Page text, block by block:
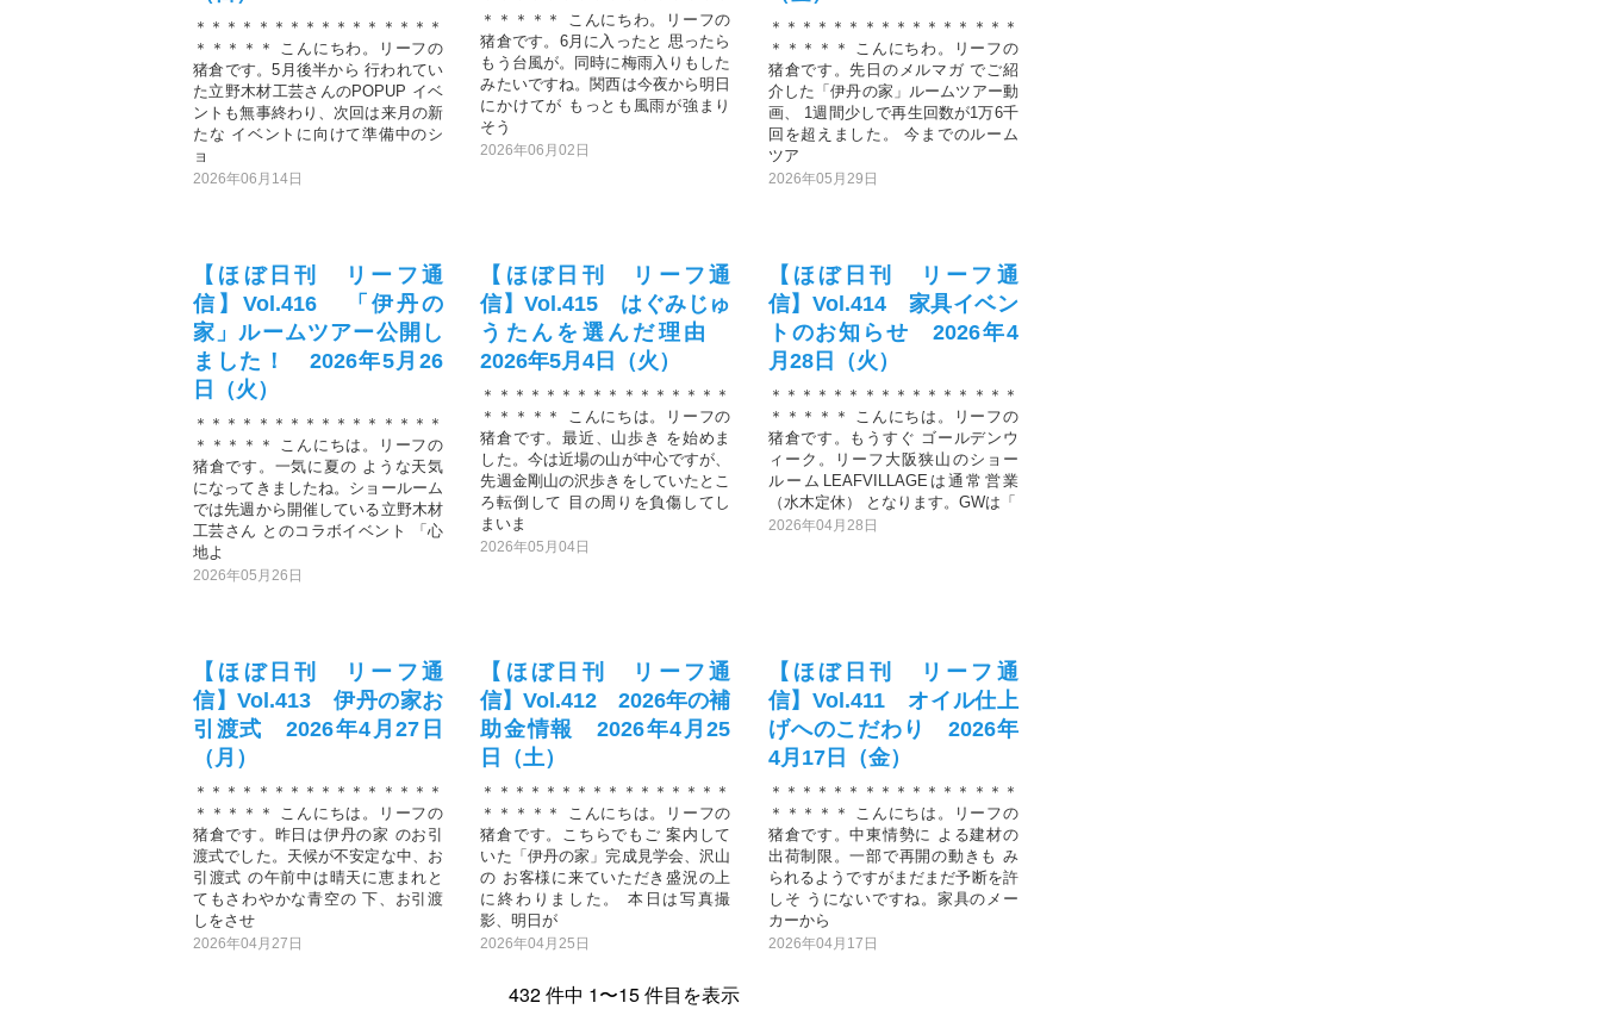
＊＊＊＊＊＊＊＊＊＊＊＊＊＊＊＊
＊＊＊＊＊ こんにちわ。リーフの
猪倉です。5月後半から 行われてい
た立野木材工芸さんのPOPUP イベ
ントも無事終わり、次回は来月の新
たな イベントに向けて準備中のシ
ョ
2026年06月14日
＊＊＊＊＊ こんにちわ。リーフの
猪倉です。6月に入ったと 思ったら
もう台風が。同時に梅雨入りもした
みたいですね。関西は今夜から明日
にかけてが もっとも風雨が強まり
そう
2026年06月02日
＊＊＊＊＊＊＊＊＊＊＊＊＊＊＊＊
＊＊＊＊＊ こんにちわ。リーフの
猪倉です。先日のメルマガ でご紹
介した「伊丹の家」ルームツアー動
画、 1週間少しで再生回数が1万6千
回を超えました。 今までのルーム
ツア
2026年05月29日
【ほぼ日刊 リーフ通
信】Vol.416 「伊丹の
家」ルームツアー公開し
ました！ 2026年5月26
日（火）
＊＊＊＊＊＊＊＊＊＊＊＊＊＊＊＊
＊＊＊＊＊ こんにちは。リーフの
猪倉です。一気に夏の ような天気
になってきましたね。ショールーム
では先週から開催している立野木材
工芸さん とのコラボイベント 「心
地よ
2026年05月26日
【ほぼ日刊 リーフ通
信】Vol.415 はぐみじゅ
うたんを選んだ理由
2026年5月4日（火）
＊＊＊＊＊＊＊＊＊＊＊＊＊＊＊＊
＊＊＊＊＊ こんにちは。リーフの
猪倉です。最近、山歩き を始めま
した。今は近場の山が中心ですが、
先週金剛山の沢歩きをしていたとこ
ろ転倒して 目の周りを負傷してし
まいま
2026年05月04日
【ほぼ日刊 リーフ通
信】Vol.414 家具イベン
トのお知らせ 2026年4
月28日（火）
＊＊＊＊＊＊＊＊＊＊＊＊＊＊＊＊
＊＊＊＊＊ こんにちは。リーフの
猪倉です。もうすぐ ゴールデンウ
ィーク。リーフ大阪狭山のショー
ルームLEAFVILLAGEは通常営業
（水木定休） となります。GWは「
2026年04月28日
【ほぼ日刊 リーフ通
信】Vol.413 伊丹の家お
引渡式 2026年4月27日
（月）
＊＊＊＊＊＊＊＊＊＊＊＊＊＊＊＊
＊＊＊＊＊ こんにちは。リーフの
猪倉です。昨日は伊丹の家 のお引
渡式でした。天候が不安定な中、お
引渡式 の午前中は晴天に恵まれと
てもさわやかな青空の 下、お引渡
しをさせ
2026年04月27日
【ほぼ日刊 リーフ通
信】Vol.412 2026年の補
助金情報 2026年4月25
日（土）
＊＊＊＊＊＊＊＊＊＊＊＊＊＊＊＊
＊＊＊＊＊ こんにちは。リーフの
猪倉です。こちらでもご 案内して
いた「伊丹の家」完成見学会、沢山
の お客様に来ていただき盛況の上
に終わりました。 本日は写真撮
影、明日が
2026年04月25日
【ほぼ日刊 リーフ通
信】Vol.411 オイル仕上
げへのこだわり 2026年
4月17日（金）
＊＊＊＊＊＊＊＊＊＊＊＊＊＊＊＊
＊＊＊＊＊ こんにちは。リーフの
猪倉です。中東情勢に よる建材の
出荷制限。一部で再開の動きも み
られるようですがまだまだ予断を許
しそ うにないですね。家具のメー
カーから
2026年04月17日
432 件中 1〜15 件目を表示